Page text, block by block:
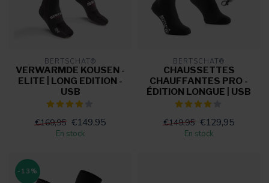
BERTSCHAT®
VERWARMDE KOUSEN -
ELITE | LONG EDITION -
USB
€169,95 €149,95
En stock
BERTSCHAT®
CHAUSSETTES
CHAUFFANTES PRO -
ÉDITION LONGUE | USB
€149,95 €129,95
En stock
-13%